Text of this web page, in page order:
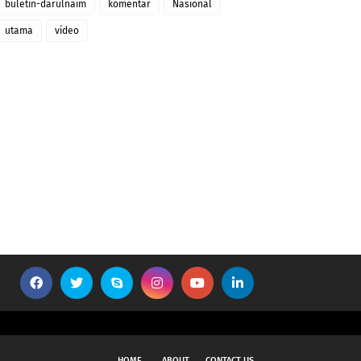
buletin-darulnaim komentar Nasional
utama video